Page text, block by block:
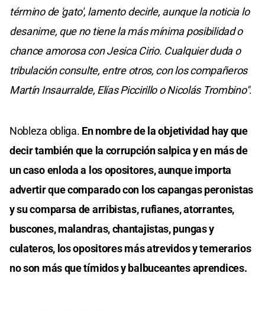
término de 'gato', lamento decirle, aunque la noticia lo
desanime, que no tiene la más mínima posibilidad o
chance amorosa con Jesica Cirio. Cualquier duda o
tribulación consulte, entre otros, con los compañeros
Martín Insaurralde, Elías Piccirillo o Nicolás Trombino".
Nobleza obliga. En nombre de la objetividad hay que
decir también que la corrupción salpica y en más de
un caso enloda a los opositores, aunque importa
advertir que comparado con los capangas peronistas
y su comparsa de arribistas, rufianes, atorrantes,
buscones, malandras, chantajistas, pungas y
culateros, los opositores más atrevidos y temerarios
no son más que tímidos y balbuceantes aprendices.